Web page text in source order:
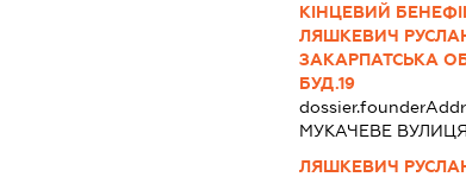
КІНЦЕВИЙ
ЛЯШКЕВИЧ
ЗАКАРПАТСЬКА
БУД.19
МУКАЧЕВЕ
ЛЯШКЕВИЧ